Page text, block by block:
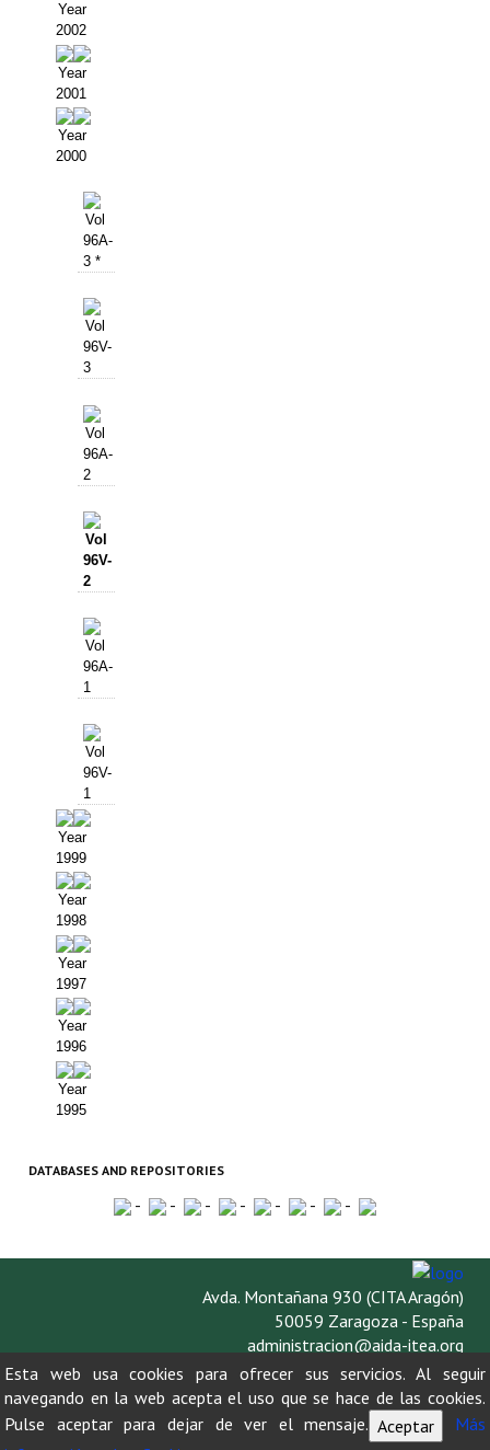
Year
2002
Year
2001
Year
2000
Vol
96A-
3 *
Vol
96V-
3
Vol
96A-
2
Vol
96V-
2
Vol
96A-
1
Vol
96V-
1
Year
1999
Year
1998
Year
1997
Year
1996
Year
1995
DATABASES AND REPOSITORIES
- - - - - - -
Avda. Montañana 930 (CITA Aragón)
50059 Zaragoza - España
administracion@aida-itea.org
976 716 305
Esta web usa cookies para ofrecer sus servicios. Al seguir
navegando en la web acepta el uso que se hace de las cookies.
Pulse aceptar para dejar de ver el mensaje. Aceptar
Más